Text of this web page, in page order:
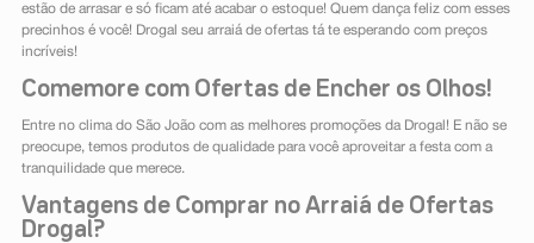
estão de arrasar e só ficam até acabar o estoque! Quem dança feliz com esses
precinhos é você! Drogal seu arraiá de ofertas tá te esperando com preços
incríveis!
Comemore com Ofertas de Encher os Olhos!
Entre no clima do São João com as melhores promoções da Drogal! E não se
preocupe, temos produtos de qualidade para você aproveitar a festa com a
tranquilidade que merece.
Vantagens de Comprar no Arraiá de Ofertas
Drogal?